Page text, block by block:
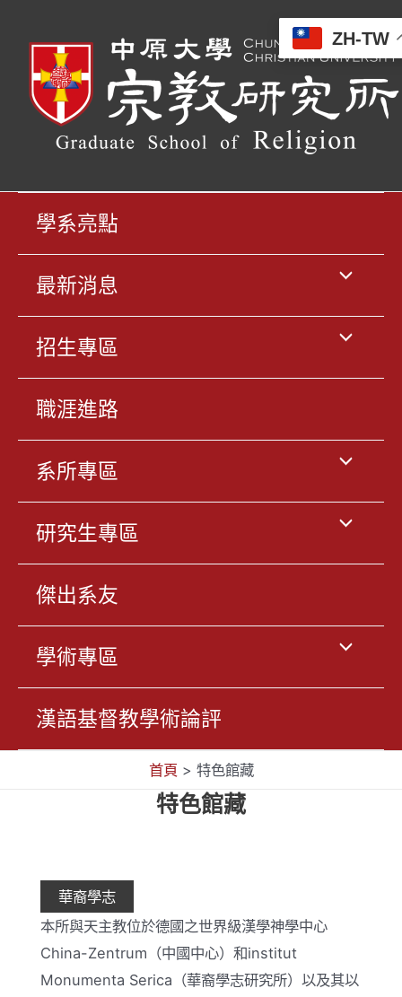
學系亮點
最新消息 選
單
招生專區 選
單
換
職涯進路
系所專區 選
單
研究生專區 選
單
換
傑出系友
學術專區 選
單
漢語基督教學術論評
首頁 > 特色館藏
特色館藏
華裔學志
本所與天主教位於德國之世界級漢學神學中心
China-Zentrum（中國中心）和institut
Monumenta Serica（華裔學志研究所）以及其以
ZH-TW